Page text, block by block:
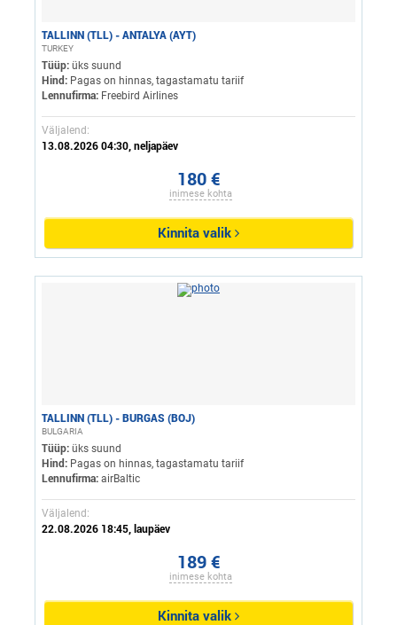
TALLINN (TLL) - ANTALYA (AYT)
TURKEY
Tüüp: üks suund
Hind: Pagas on hinnas, tagastamatu tariif
Lennufirma: Freebird Airlines
Väljalend:
13.08.2026 04:30, neljapäev
180 €
inimese kohta
Kinnita valik
TALLINN (TLL) - BURGAS (BOJ)
BULGARIA
Tüüp: üks suund
Hind: Pagas on hinnas, tagastamatu tariif
Lennufirma: airBaltic
Väljalend:
22.08.2026 18:45, laupäev
189 €
inimese kohta
Kinnita valik